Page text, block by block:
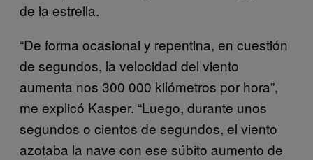
de la estrella.
“De forma ocasional y repentina, en cuestión
de segundos, la velocidad del viento
aumenta nos 300 000 kilómetros por hora”,
me explicó Kasper. “Luego, durante unos
segundos o cientos de segundos, el viento
azotaba la nave con ese súbito aumento de